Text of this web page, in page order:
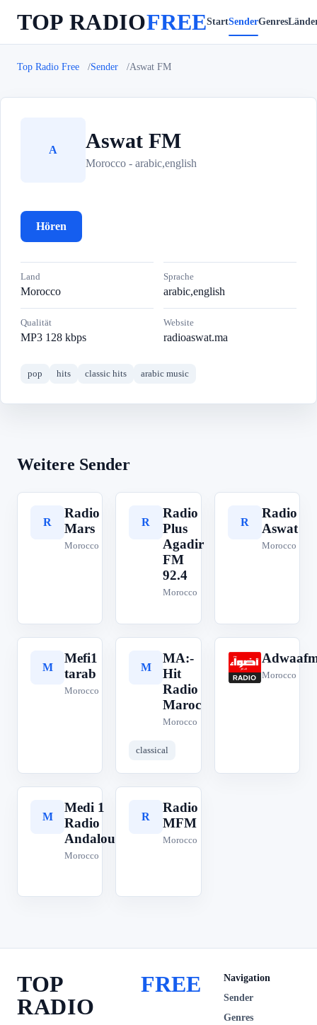
TOP RADIOFREEStartSenderGenres
Top Radio Free Sender Aswat FM
A Aswat FM
Morocco - arabic,english
Hören
Land
Morocco
Sprache
arabic,english
Qualität
MP3 128 kbps
Website
radioaswat.ma
pop hits classic hits arabic music
Weitere Sender
R
Radio
Mars
Morocco
R
Radio
Plus
Agadir
FM
92.4
Morocco
R
Radio
Aswat
Morocco
M
Mefi1
tarab
Morocco
M
MA:-
Hit
Radio
Maroc
Morocco
classical
A
Morocco
M
Medi 1
Radio
Andalouse
Morocco
R
Radio
MFM
Morocco
TOP
RADIO
FREE
Navigation
Sender
Genres